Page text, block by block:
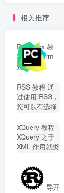
相关推荐
PyCharm 教
程 PyCharm
是由
司开发...-
Yave520-专业
开发者社区"
fit-cover
radius8">
RSS 教程 通
过使用 RSS，
您可以有选择
趣的以及与您
的工...-
Yave520-专业
class="lazyload
fit-cover
radius8">
XQuery 教程
XQuery 之于
XML 作用就类
之...-
Yave520-专业
开发者社区"
Rust 教程
Rust 是由
Mozilla 主导开